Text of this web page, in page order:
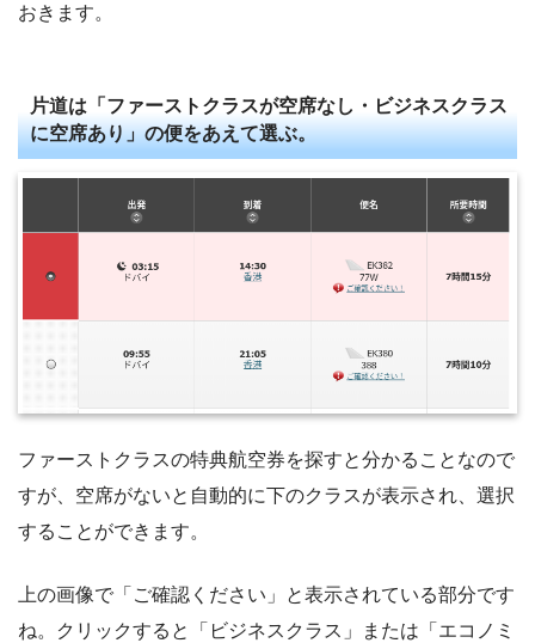
おきます。
片道は「ファーストクラスが空席なし・ビジネスクラス
に空席あり」の便をあえて選ぶ。
ファーストクラスの特典航空券を探すと分かることなので
すが、空席がないと自動的に下のクラスが表示され、選択
することができます。
上の画像で「ご確認ください」と表示されている部分です
ね。クリックすると「ビジネスクラス」または「エコノミ